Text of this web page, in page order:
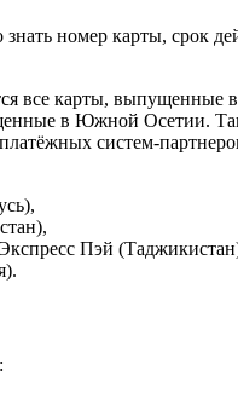
номер карты, срок
все карты, выпущенные
в Южной Осетии.
систем-
Пэй